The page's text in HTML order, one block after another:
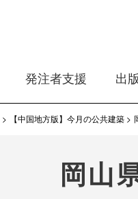
発注者支援 出
【中国地方版】今月の公共建築
岡山